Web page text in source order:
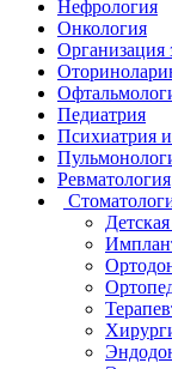
Нефрология
Онкология
Организация
Педиатрия
Психиатрия
Ревматология